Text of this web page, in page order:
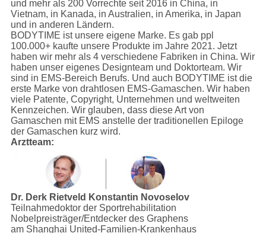
und mehr als 200 Vorrechte seit 2016 in China, in
Vietnam, in Kanada, in Australien, in Amerika, in Japan
und in anderen Ländern.
BODYTIME ist unsere eigene Marke. Es gab ppl
100.000+ kaufte unsere Produkte im Jahre 2021. Jetzt
haben wir mehr als 4 verschiedene Fabriken in China. Wir
haben unser eigenes Designteam und Doktorteam. Wir
sind in EMS-Bereich Berufs. Und auch BODYTIME ist die
erste Marke von drahtlosen EMS-Gamaschen. Wir haben
viele Patente, Copyright, Unternehmen und weltweiten
Kennzeichen. Wir glauben, dass diese Art von
Gamaschen mit EMS anstelle der traditionellen Epiloge
der Gamaschen kurz wird.
Arztteam:
Dr. Derk Rietveld Konstantin Novoselov
Teilnahmedoktor der Sportrehabilitation
Nobelpreisträger/Entdecker des Graphens
am Shanghai United-Familien-Krankenhaus